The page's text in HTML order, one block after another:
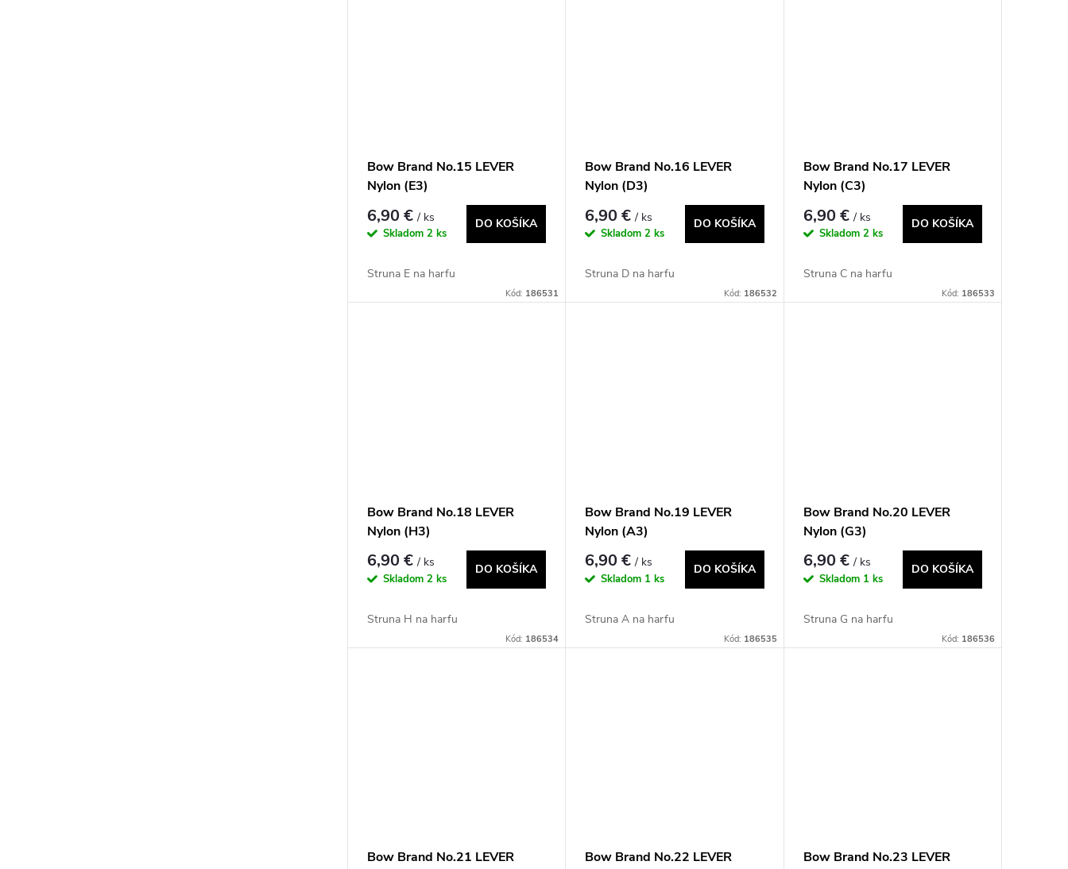
Bow Brand No.15 LEVER
Nylon (E3)
6,90 €/ ks
Skladom 2 ks
DO KOŠÍKA
Struna E na harfu
Kód: 186531
Bow Brand No.16 LEVER
Nylon (D3)
6,90 €/ ks
Skladom2 ks
DO KOŠÍKA
Struna D na harfu
Kód: 186532
Bow Brand No.17 LEVER
Nylon (C3)
6,90 €/ ks
Skladom 2 ks
DO KOŠÍKA
Struna C na harfu
Kód: 186533
Bow Brand No.18 LEVER
Nylon (H3)
6,90 €/ ks
Skladom 2 ks
DO KOŠÍKA
Struna H na harfu
Kód: 186534
Bow Brand No.19 LEVER
Nylon (A3)
6,90 €/ ks
Skladom 1 ks
DO KOŠÍKA
Struna A na harfu
Kód: 186535
Bow Brand No.20 LEVER
Nylon (G3)
6,90 €/ ks
Skladom 1 ks
DO KOŠÍKA
Struna G na harfu
Kód: 186536
Bow Brand No.21 LEVER
Bow Brand No.22 LEVER
Bow Brand No.23 LEVER